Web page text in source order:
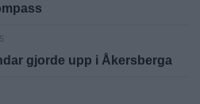
gjorde upp i Åkersberga